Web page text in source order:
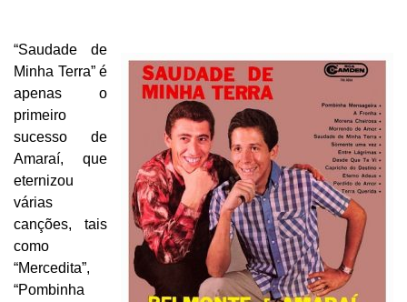
“Saudade de
Minha Terra” é
apenas o
primeiro
sucesso de
Amaraí, que
eternizou
várias
canções, tais
como
“Mercedita”,
“Pombinha